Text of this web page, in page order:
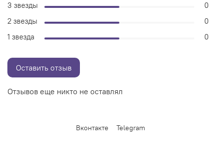
Отзывов еще никто не оставлял
3 звезды
0
2 звезды
0
1 звезда
0
Оставить отзыв
Вконтакте Telegram